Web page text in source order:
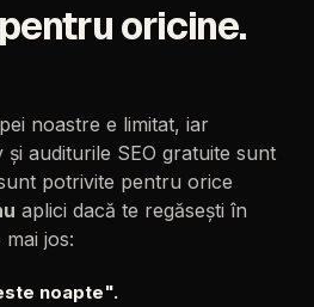
pentruoricine.
noastre e limitat, iar
și auditurile SEO gratuite sunt
potrivite pentru orice
aplici dacă te regăsești în
mai jos:
noapte".